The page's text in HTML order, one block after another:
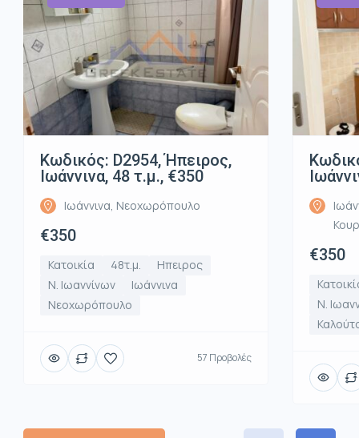
Κωδικός: D2954, Ήπειρος,
Ιωάννινα, 48 τ.μ., €350
Ιωάννινα, Νεοχωρόπουλο
€350
Κατοικία 48τ.μ.
Ηπειρος
Ν. Ιωαννίνων
Ιωάννινα
Νεοχωρόπουλο
57 Προβολές
€350
Ν.